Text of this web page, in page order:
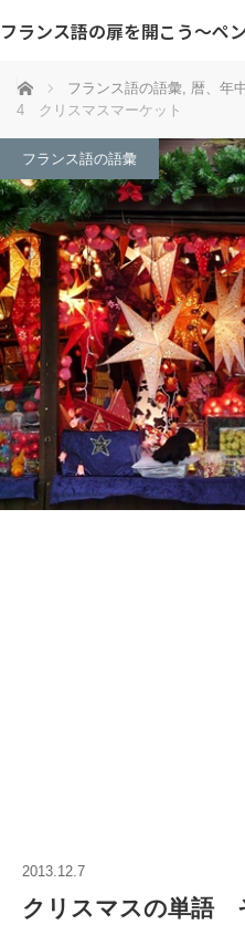
フランス語の扉を開こう～ペ
ホーム フランス語の語彙, 暦、年
4 クリスマスマーケット
フランス語の語彙
2013.12.7
クリスマスの単語